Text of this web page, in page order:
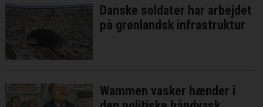
Danske soldater har arbejdet
på grønlandsk infrastruktur
Wammen vasker hænder i